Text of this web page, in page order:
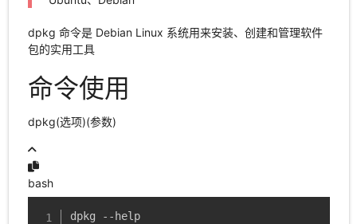
dpkg 命令是 Debian Linux 系统用来安装、创建和管理软件
包的实用工具
命令使用
dpkg(选项)(参数)
bash
dpkg --help